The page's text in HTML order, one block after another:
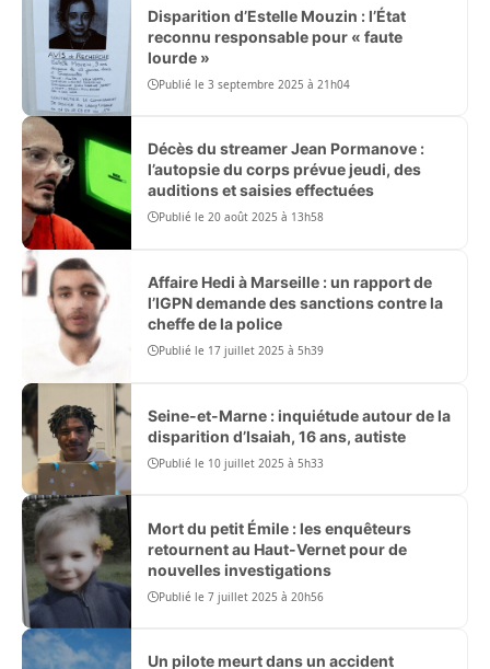
Disparition d’Estelle Mouzin : l’État
reconnu responsable pour « faute
lourde »
Publié le 3 septembre 2025 à 21h04
Décès du streamer Jean Pormanove :
l’autopsie du corps prévue jeudi, des
auditions et saisies effectuées
Publié le 20 août 2025 à 13h58
Affaire Hedi à Marseille : un rapport de
l’IGPN demande des sanctions contre la
cheffe de la police
Publié le 17 juillet 2025 à 5h39
Seine-et-Marne : inquiétude autour de la
disparition d’Isaiah, 16 ans, autiste
Publié le 10 juillet 2025 à 5h33
Mort du petit Émile : les enquêteurs
retournent au Haut-Vernet pour de
nouvelles investigations
Publié le 7 juillet 2025 à 20h56
Un pilote meurt dans un accident